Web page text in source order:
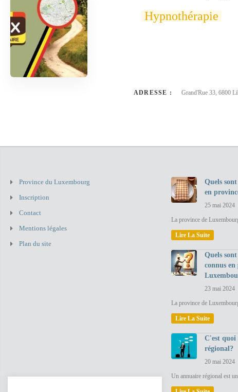
Hypnothérapie
ADRESSE : Grand'Rue 33, 6800
Province du Luxembourg
Inscription
Contact
Mentions légales
Plan du site
Quels
en
25 mai 2024
La province de
Lire La Suite
Quels
connus
23 mai 2024
La province de
Lire La Suite
C'est
régional?
20 mai 2024
Un annuaire régional est